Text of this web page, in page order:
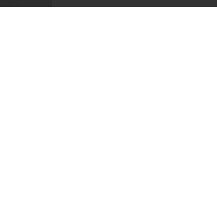
Prev